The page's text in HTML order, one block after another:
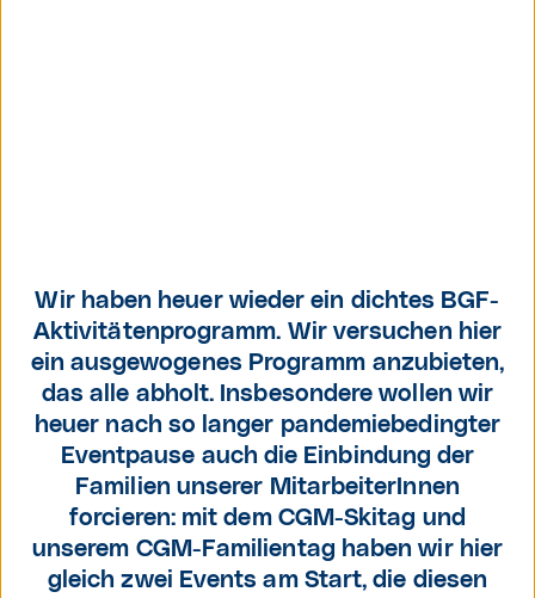
HR-Professional,
CGM Österreich
Wir haben heuer wieder ein dichtes BGF-
Aktivitätenprogramm. Wir versuchen hier
ein ausgewogenes Programm anzubieten,
das alle abholt. Insbesondere wollen wir
heuer nach so langer pandemiebedingter
Eventpause auch die Einbindung der
Familien unserer MitarbeiterInnen
forcieren: mit dem CGM-Skitag und
unserem CGM-Familientag haben wir hier
gleich zwei Events am Start, die diesen